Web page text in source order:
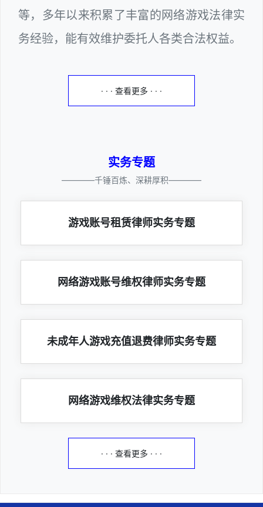
等，多年以来积累了丰富的网络游戏法律实
务经验，能有效维护委托人各类合法权益。
· · · 查看更多 · · ·
实务专题
————千锤百炼、深耕厚积————
游戏账号租赁律师实务专题
网络游戏账号维权律师实务专题
未成年人游戏充值退费律师实务专题
网络游戏维权法律实务专题
· · · 查看更多 · · ·